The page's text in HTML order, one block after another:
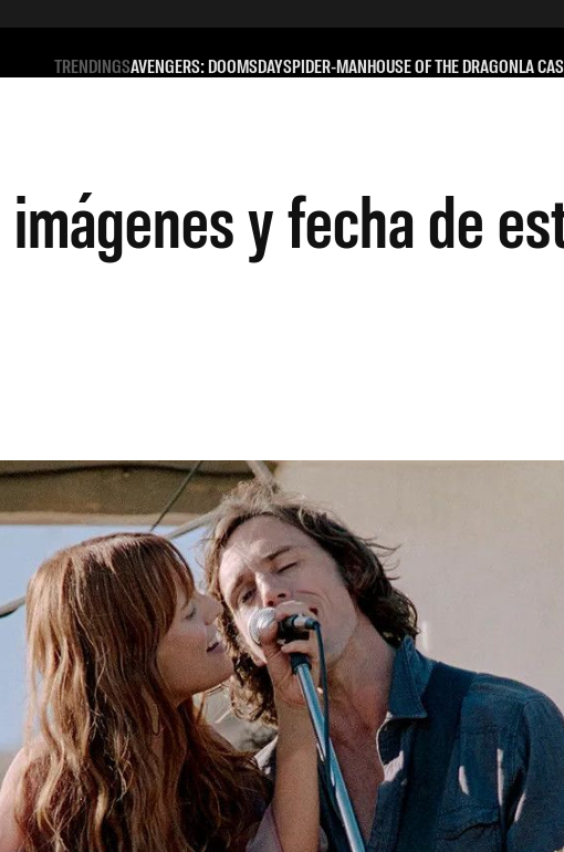
TRENDINGSAVENGERS: DOOMSDAYSPIDER-MANHOUSE OF THE DRAGONLA
y fecha de